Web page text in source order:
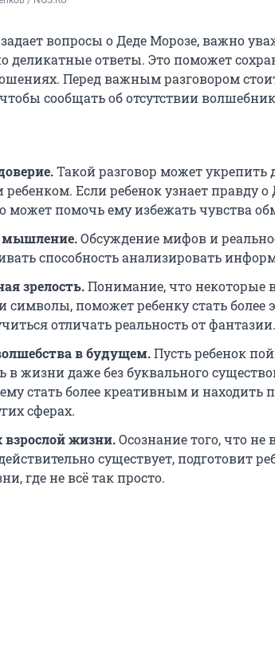
вопросы о Деде Морозе, важно
деликатные ответы. Это поможет
Перед важным разговором
сообщать об отсутствии
Такой разговор может укрепить
Если ребенок узнает правду о
может помочь ему избежать чувства
мышление.Обсуждение мифов и
способность анализировать
зрелость.Понимание, что некоторые
символы, поможет ребенку стать более
отличать реальность от фантазии.
в будущем.Пусть ребенок
в жизни даже без буквального
стать более креативным и находить
сферах.
взрослой жизни.Осознание того, что не
существует, подготовит
где не всё так просто.